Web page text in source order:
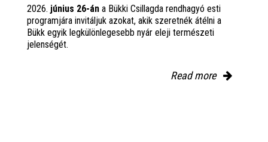
2026. június 26-án a Bükki Csillagda rendhagyó esti
programjára invitáljuk azokat, akik szeretnék átélni a
Bükk egyik legkülönlegesebb nyár eleji természeti
jelenségét.
Read more